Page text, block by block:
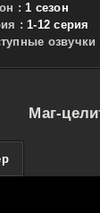
: 1 сезон
: 1-12 серия
озвучки
Маг-